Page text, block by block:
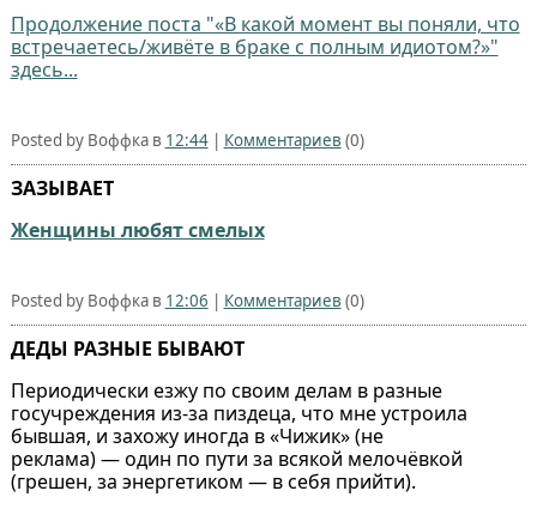
Продолжение поста "«В какой момент вы поняли, что
встречаетесь/живёте в браке с полным идиотом?»"
здесь...
Posted by Воффка в 12:44| Комментариев (0)
ЗАЗЫВАЕТ
Женщины любят смелых
Posted by Воффка в 12:06 | Комментариев (0)
ДЕДЫ РАЗНЫЕ БЫВАЮТ
Периодически езжу по своим делам в разные
госучреждения из‑за пиздеца, что мне устроила
бывшая, и захожу иногда в «Чижик» (не
реклама) — один по пути за всякой мелочёвкой
(грешен, за энергетиком — в себя прийти).